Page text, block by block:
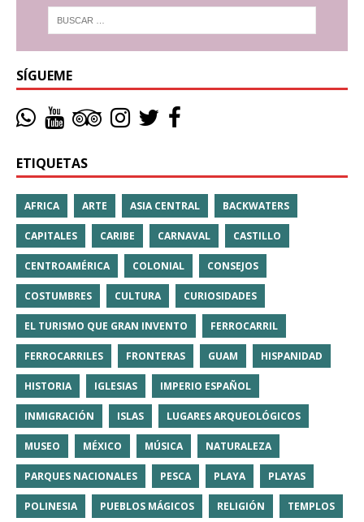
SÍGUEME
ETIQUETAS
AFRICA ARTE ASIA CENTRAL BACKWATERS
CAPITALES CARIBE CARNAVAL CASTILLO
CENTROAMÉRICA COLONIAL CONSEJOS
COSTUMBRES CULTURA CURIOSIDADES
EL TURISMO QUE GRAN INVENTO FERROCARRIL
FERROCARRILES FRONTERAS GUAM HISPANIDAD
HISTORIA IGLESIAS IMPERIO ESPAÑOL
INMIGRACIÓN ISLAS LUGARES ARQUEOLÓGICOS
MUSEO MÉXICO MÚSICA NATURALEZA
PARQUES NACIONALES PESCA PLAYA PLAYAS
POLINESIA PUEBLOS MÁGICOS RELIGIÓN TEMPLOS